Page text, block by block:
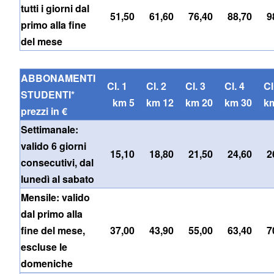
tutti i giorni dal
primo alla fine
del mese
51,50 61,60 76,40 88,70
ABBONAMENTI
STUDENTI*
prezzi in €
Cl. 1
km 5
Cl. 2
km 12
Cl. 3
km 20
Cl. 4
km 30
Settimanale:
valido 6 giorni
consecutivi, dal
lunedì al sabato
15,10 18,80 21,50 24,60
Mensile: valido
dal primo alla
fine del mese,
escluse le
domeniche
37,00 43,90 55,00 63,40